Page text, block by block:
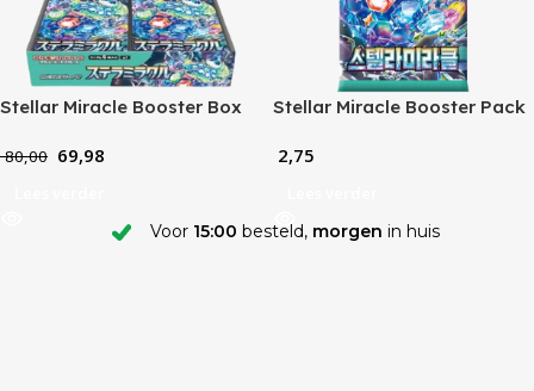
Stellar Miracle Booster Box
80,00 69,98
Stellar Miracle Booster Pack
2,75
Voor 15:00 besteld, morgen in huis